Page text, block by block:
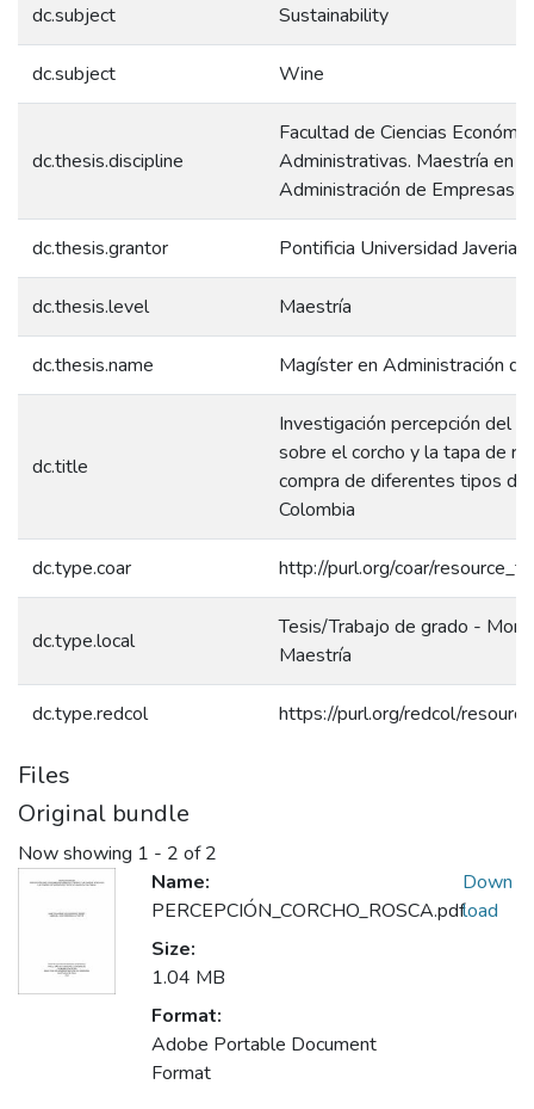
dc.subject Sustainability
dc.subject Wine
dc.thesis.discipline
Facultad de Ciencias
Administrativas. Maestría en
Administración de Empresas
dc.thesis.grantor Pontificia Universidad
dc.thesis.level Maestría
dc.thesis.name Magíster en Administración
dc.title
Investigación percepción del
sobre el corcho y la tapa de
compra de diferentes tipos de
Colombia
dc.type.coar http://purl.org/coar/
dc.type.local
Tesis/Trabajo de grado -
Maestría
dc.type.redcol https://purl.org/redcol/
Files
Original bundle
Now showing 1 - 2 of 2
Name:
PERCEPCIÓN_CORCHO_ROSCA.pdf
Size:
1.04 MB
Format:
Adobe Portable Document
Format
Down
load